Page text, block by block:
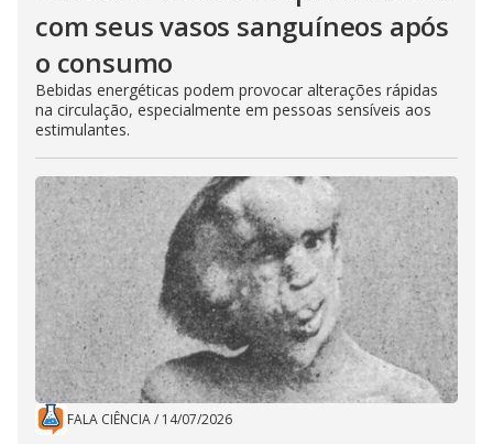
com seus vasos sanguíneos após
o consumo
Bebidas energéticas podem provocar alterações rápidas
na circulação, especialmente em pessoas sensíveis aos
estimulantes.
FALA CIÊNCIA/ 14/07/2026